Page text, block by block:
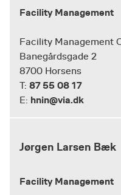
Facility Management
Facility Management
Banegårdsgade 2
8700 Horsens
T: 87 55 08 17
E: hnin@via.dk
Jørgen Larsen Bæk
Facility Management